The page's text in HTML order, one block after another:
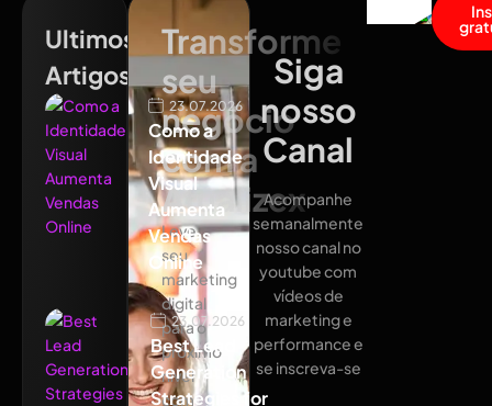
Ultimos
Artigos
23.07.2026
Como a
Identidade
Visual
Aumenta
Vendas
Online
23.07.2026
Best Lead
Generation
Strategies for
Transforme
seu
negócio
com a
Atualizex
Leve
seu
marketing
digital
para o
próximo
nível
com
Siga
nosso
Canal
Acompanhe
semanalmente
nosso canal no
youtube com
vídeos de
marketing e
performance e
se inscreva-se